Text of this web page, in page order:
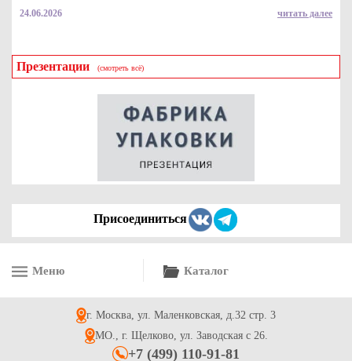
Клейкая лента брендированная с знаком "Акция"
50м*66мм*45мкр для переезда
Клейкая лента белая 48мм*50м*45мкр для переезда
24.06.2026 читать далее
Презентации (смотреть всё)
Присоединиться
Меню Каталог
г. Москва, ул. Маленковская, д.32 стр. 3
МО., г. Щелково, ул. Заводская с 26.
+7 (499) 110-91-81